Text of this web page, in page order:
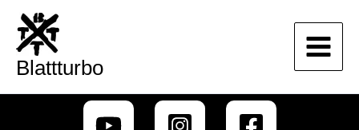
Zum
Inhalt
springen
Blattturbo